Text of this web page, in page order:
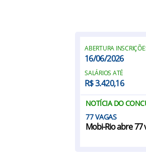
ABERTURA
16/06/2026
SALÁRIOS ATÉ
R$ 3.420,16
NOTÍCIA DO
77
Mobi-Rio abre 77